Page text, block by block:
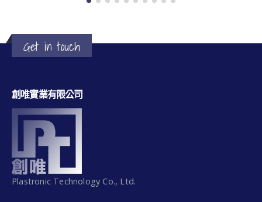
Get in touch
創唯實業有限公司
Plastronic Technology Co., Ltd.